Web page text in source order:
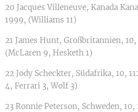
20 Jacques Villeneuve, Kanada
1999, (Williams 11)
21 James Hunt, Großbritannien,
(McLaren 9, Hesketh 1)
22 Jody Scheckter, Südafrika, 10,
4, Ferrari 3, Wolf 3)
23 Ronnie Peterson, Schweden,